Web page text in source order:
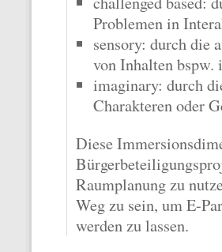
Problemen in
sensory: durch die
von Inhalten
imaginary: durch
Charakteren oder
Diese
Raumplanung zu
Weg zu sein, um E-
werden zu lassen.